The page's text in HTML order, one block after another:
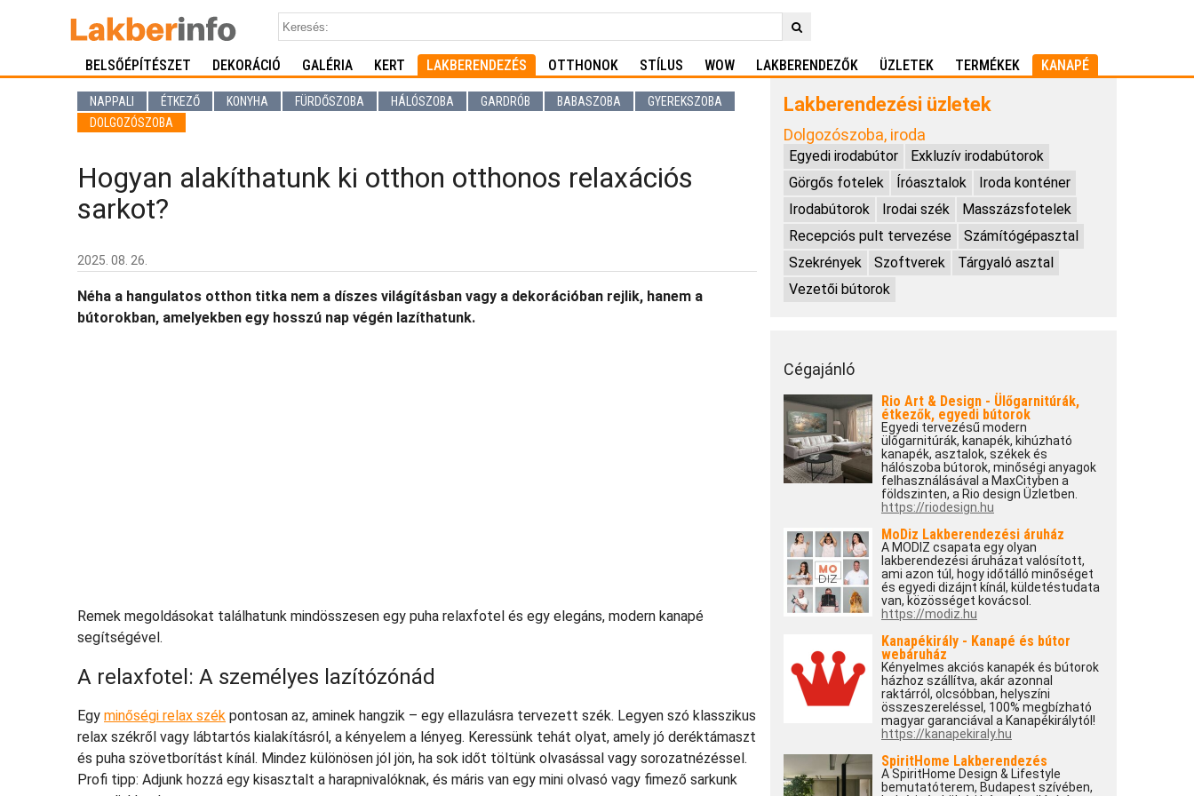
BELSŐÉPÍTÉSZET DEKORÁCIÓ GALÉRIA KERT LAKBERENDEZÉS OTTHONOK STÍLUS WOW LAKBERENDEZŐK ÜZLETEK TERMÉKEK KANAPÉ
NAPPALI ÉTKEZŐ KONYHA FÜRDŐSZOBA HÁLÓSZOBA GARDRÓB BABASZOBA
GYEREKSZOBA
DOLGOZÓSZOBA
Hogyan alakíthatunk ki otthon otthonos relaxációs
sarkot?
2025. 08. 26.
Néha a hangulatos otthon titka nem a díszes világításban vagy a dekorációban rejlik, hanem a
bútorokban, amelyekben egy hosszú nap végén lazíthatunk.
Remek megoldásokat találhatunk mindösszesen egy puha relaxfotel és egy elegáns, modern kanapé
segítségével.
A relaxfotel: A személyes lazítózónád
Egy minőségi relax szék pontosan az, aminek hangzik – egy ellazulásra tervezett szék. Legyen szó klasszikus
relax székről vagy lábtartós kialakításról, a kényelem a lényeg. Keressünk tehát olyat, amely jó deréktámaszt
és puha szövetborítást kínál. Mindez különösen jól jön, ha sok időt töltünk olvasással vagy sorozatnézéssel.
Profi tipp: Adjunk hozzá egy kisasztalt a harapnivalóknak, és máris van egy mini olvasó vagy fimező sarkunk
Lakberendezési üzletek
Dolgozószoba, iroda
Egyedi irodabútor
Exkluzív irodabútorok
Görgős fotelek
Íróasztalok
Iroda konténer
Irodabútorok
Irodai szék
Masszázsfotelek
Recepciós pult tervezése
Számítógépasztal
Szekrények
Szoftverek
Tárgyaló asztal
Vezetői bútorok
Cégajánló
Rio Art & Design - Ülőgarnitúrák,
étkezők, egyedi bútorok
Egyedi tervezésű modern
ülőgarnitúrák, kanapék, kihúzható
kanapék, asztalok, székek és
hálószoba bútorok, minőségi anyagok
felhasználásával a MaxCityben a
földszinten, a Rio design Üzletben.
https://riodesign.hu
MoDiz Lakberendezési áruház
A MODIZ csapata egy olyan
lakberendezési áruházat valósított,
ami azon túl, hogy időtálló minőséget
és egyedi dizájnt kínál, küldetéstudata
van, közösséget kovácsol.
https://modiz.hu
Kanapékirály - Kanapé és bútor
webáruház
Kényelmes akciós kanapék és bútorok
házhoz szállítva, akár azonnal
raktárról, olcsóbban, helyszíni
összeszereléssel, 100% megbízható
magyar garanciával a Kanapékirálytól!
https://kanapekiraly.hu
SpiritHome Lakberendezés
A SpiritHome Design & Lifestyle
bemutatóterem, Budapest szívében,